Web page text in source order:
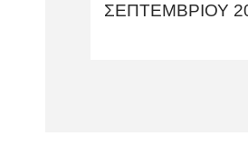
ΣΕΠΤΕΜΒΡΙΟΥ